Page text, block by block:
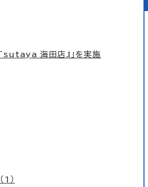
海田店』」を実施
）